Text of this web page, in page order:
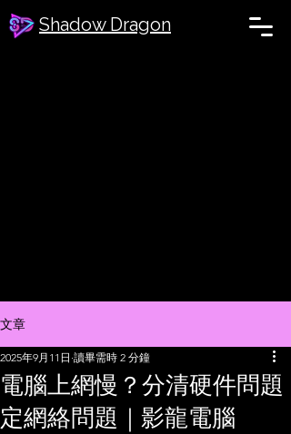
Shadow Dragon
文章
電腦上網慢？分清硬件問題
定網絡問題｜影龍電腦
2025年9月11日 讀畢需時 2 分鐘